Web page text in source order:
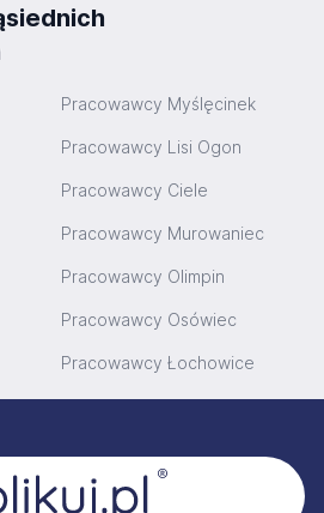
Pracowawcy Myślęcinek
Pracowawcy Lisi Ogon
Pracowawcy Ciele
Pracowawcy Murowaniec
Pracowawcy Olimpin
Pracowawcy Osówiec
Pracowawcy Łochowice